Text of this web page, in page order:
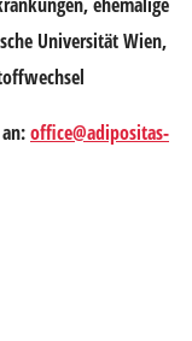
Universität Wien,
office@adipositas-